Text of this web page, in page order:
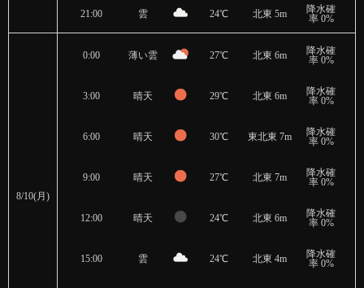
21:00 雲 24℃ 北東 5m
降水確
率 0%
8/10(月)
0:00 薄い雲 27℃ 北東 6m
降水確
率 0%
3:00 晴天 29℃ 北東 6m
降水確
率 0%
6:00 晴天 30℃ 東北東 7m
降水確
率 0%
9:00 晴天 27℃ 北東 7m
降水確
率 0%
12:00 晴天 24℃ 北東 6m
降水確
率 0%
15:00 雲 24℃ 北東 4m
降水確
率 0%